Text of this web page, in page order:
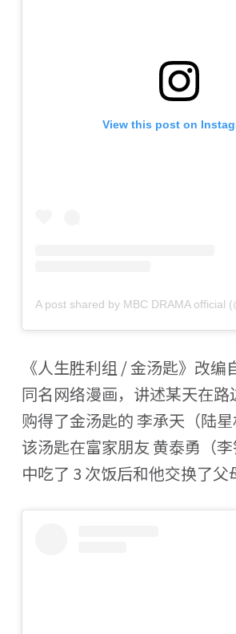
View this post on
《人生胜利组 / 金汤匙》改编
同名网络漫画，讲述某天在路
购得了金汤匙的 李承天（陆
该汤匙在富家朋友 黄泰勇（
中吃了 3 次饭后和他交换了父